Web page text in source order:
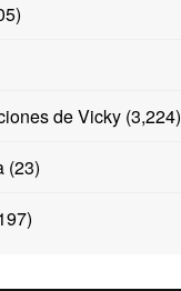
de Vicky(3,224)
(23)